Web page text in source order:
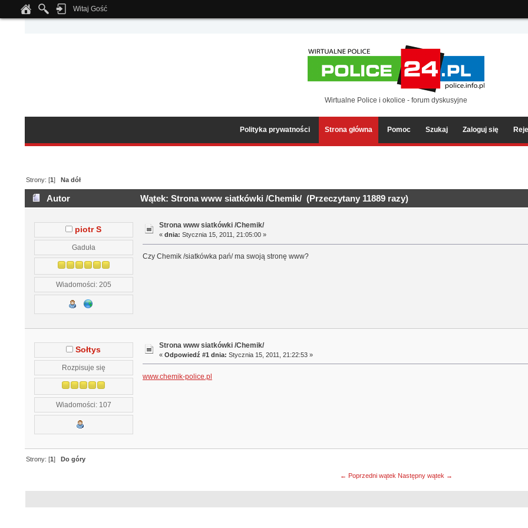
Notice: Undefined index: tapatalk_body_hook in
Witaj Gość
Wirtualne Police i okolice - forum dyskusyjne
Polityka prywatności Strona główna Pomoc Szukaj Zaloguj się
Strony: [1]Na dół
Autor Wątek: Strona www siatkówki /Chemik/ (Przeczytany 11889 razy)
piotr S
Gaduła
Wiadomości: 205
Strona www siatkówki /Chemik/
«dnia: Stycznia 15, 2011, 21:05:00 »
Czy Chemik /siatkówka pań/ ma swoją stronę www?
Sołtys
Rozpisuje się
Wiadomości: 107
Strona www siatkówki /Chemik/
«Odpowiedź #1 dnia: Stycznia 15, 2011, 21:22:53 »
www.chemik-police.pl
Strony: [1]Do góry
← Poprzedni wątek Następny wątek →